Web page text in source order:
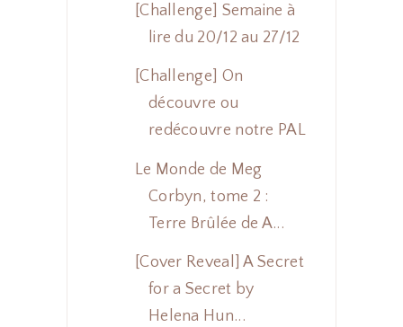
[Challenge] Semaine à
lire du 20/12 au 27/12
[Challenge] On
découvre ou
redécouvre notre PAL
Le Monde de Meg
Corbyn, tome 2 :
Terre Brûlée de A...
[Cover Reveal] A Secret
for a Secret by
Helena Hun...